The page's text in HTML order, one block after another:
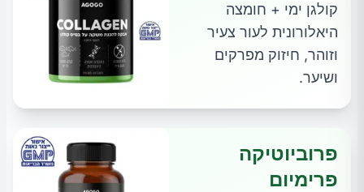
קולגן ימי + חומצה
היאלורונית לעור צעיר
וזוהר, חיזוק מפרקים
ושיער.
פרוביוטיקה
פרימיום